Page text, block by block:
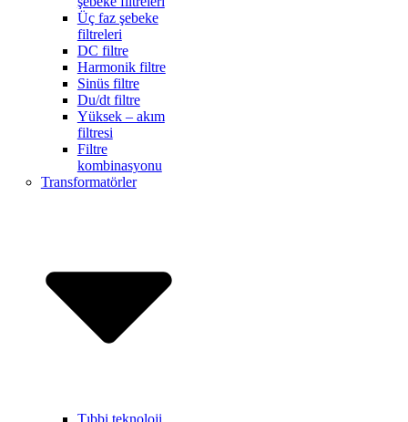
Üç faz şebeke
filtreleri
DC filtre
Harmonik filtre
Sinüs filtre
Du/dt filtre
Yüksek – akım
filtresi
Filtre
kombinasyonu
Transformatörler